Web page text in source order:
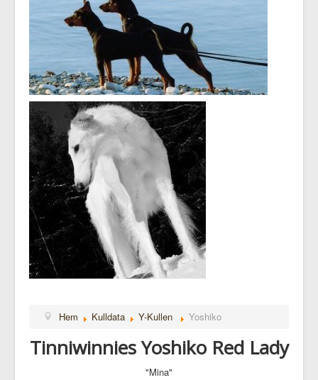
Hem Kulldata Y-Kullen Yoshiko
Tinniwinnies Yoshiko Red Lady
"Mina"